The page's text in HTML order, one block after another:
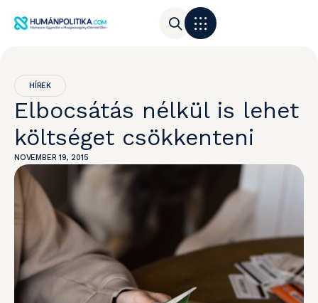
HÍREK
Elbocsátás nélkül is lehet
költséget csökkenteni
NOVEMBER 19, 2015